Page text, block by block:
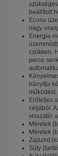
beállított
Econo
nagy
Energia-
csökken.
perce
irányítja
működést,
Erőteljes
céljából.
visszatér
Méretek
Méretek
Zajszint
Súly